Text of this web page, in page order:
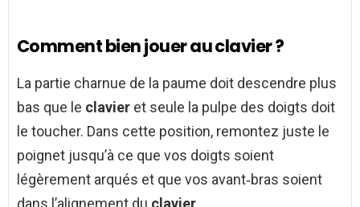
Comment bien jouer au clavier ?
La partie charnue de la paume doit descendre plus
bas que le clavier et seule la pulpe des doigts doit
le toucher. Dans cette position, remontez juste le
poignet jusqu’à ce que vos doigts soient
légèrement arqués et que vos avant‑bras soient
dans l’alignement du clavier.